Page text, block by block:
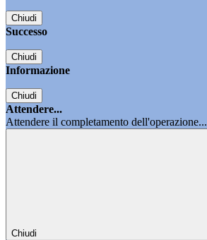
Chiudi
Successo
Chiudi
Informazione
Chiudi
Attendere...
Attendere il completamento dell'operazione...
Chiudi